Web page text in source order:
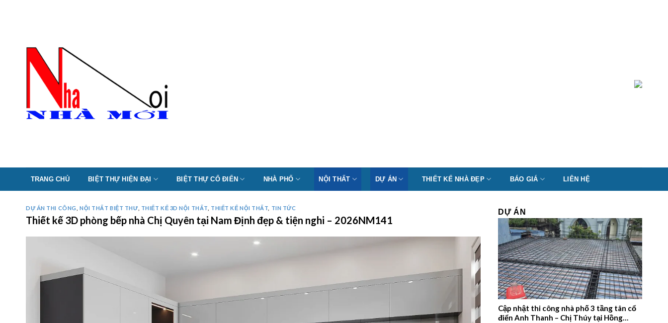
TRANG CHỦ BIỆT THỰ HIỆN ĐẠI BIỆT THỰ CỔ ĐIỂN NHÀ PHỐ NỘI THẤT DỰ ÁN THIẾT KẾ NHÀ ĐẸP BÁO GIÁ LIÊN HỆ
DỰ ÁN THI CÔNG NỘI THẤT BIỆT THƯ THIẾT KẾ 3D NỘI THẤT THIẾT KẾ NỘI THẤT TIN TỨC
Thiết kế 3D phòng bếp nhà Chị Quyên tại Nam Định đẹp & tiện nghi – 2026NM141
DỰ ÁN
Cập nhật thi công nhà phố 3 tầng tân cổ
điển Anh Thanh – Chị Thúy tại Hồng